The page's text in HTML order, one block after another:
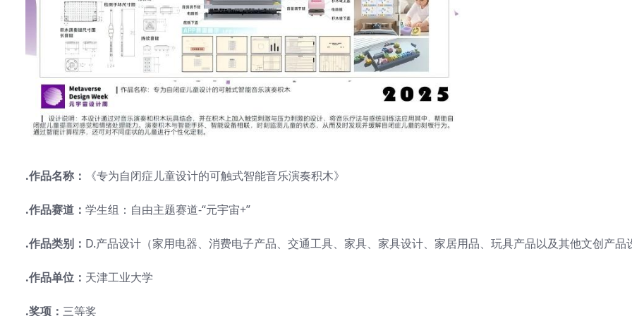
.作品名称： 《专为自闭症儿童设计的可触式智能音乐演奏积木》
.作品赛道： 学生组：自由主题赛道-“元宇宙+”
.作品类别： D.产品设计（家用电器、消费电子产品、交通工具、家具、家具设计、家居用品、玩具产品以及其他文创产品
.作品单位： 天津工业大学
.奖项： 三等奖